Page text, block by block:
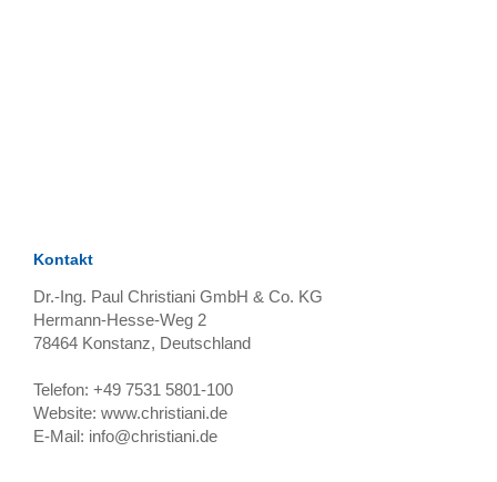
Kontakt
Dr.-Ing. Paul Christiani GmbH & Co. KG
Hermann-Hesse-Weg 2
78464 Konstanz, Deutschland
Telefon: +49 7531 5801-100
Website: www.christiani.de
E-Mail: info@christiani.de